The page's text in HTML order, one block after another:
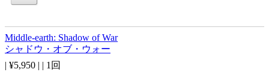
Middle-earth: Shadow of War
シャドウ・オブ・ウォー
| ¥5,950 | | 1回